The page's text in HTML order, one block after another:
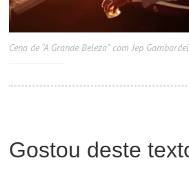
Cena de “A Grande Beleza” com Jep
Gostou deste